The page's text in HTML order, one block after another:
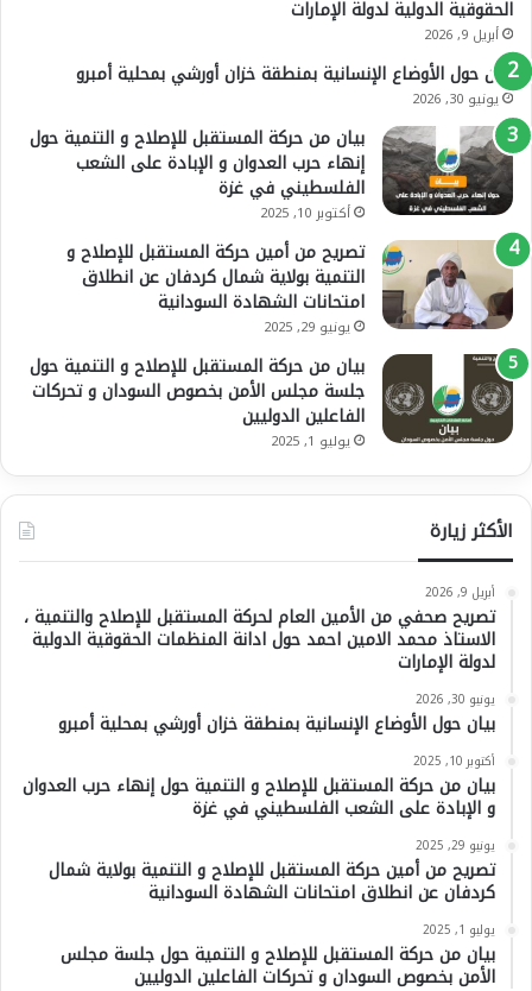
الحقوقية الدولية لدولة الإمارات
أبريل 9, 2026
بيان حول الأوضاع الإنسانية بمنطقة خزان أورشي بمحلية أمبرو
يونيو 30, 2026
بيان من حركة المستقبل للإصلاح و التنمية حول
إنهاء حرب العدوان و الإبادة على الشعب
الفلسطيني في غزة
أكتوبر 10, 2025
تصريح من أمين حركة المستقبل للإصلاح و
التنمية بولاية شمال كردفان عن انطلاق
امتحانات الشهادة السودانية
يونيو 29, 2025
بيان من حركة المستقبل للإصلاح و التنمية حول
جلسة مجلس الأمن بخصوص السودان و تحركات
الفاعلين الدوليين
يوليو 1, 2025
الأكثر زيارة
أبريل 9, 2026
تصريح صحفي من الأمين العام لحركة المستقبل للإصلاح والتنمية ،
الاستاذ محمد الامين احمد حول ادانة المنظمات الحقوقية الدولية
لدولة الإمارات
يونيو 30, 2026
بيان حول الأوضاع الإنسانية بمنطقة خزان أورشي بمحلية أمبرو
أكتوبر 10, 2025
بيان من حركة المستقبل للإصلاح و التنمية حول إنهاء حرب العدوان
و الإبادة على الشعب الفلسطيني في غزة
يونيو 29, 2025
تصريح من أمين حركة المستقبل للإصلاح و التنمية بولاية شمال
كردفان عن انطلاق امتحانات الشهادة السودانية
يوليو 1, 2025
بيان من حركة المستقبل للإصلاح و التنمية حول جلسة مجلس
الأمن بخصوص السودان و تحركات الفاعلين الدوليين